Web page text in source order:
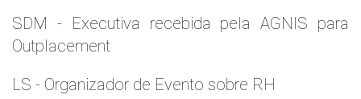
SDM - Executiva recebida pela AGNIS para
Outplacement
LS - Organizador de Evento sobre RH